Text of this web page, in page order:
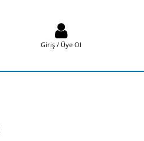
Giriş / Üye Ol